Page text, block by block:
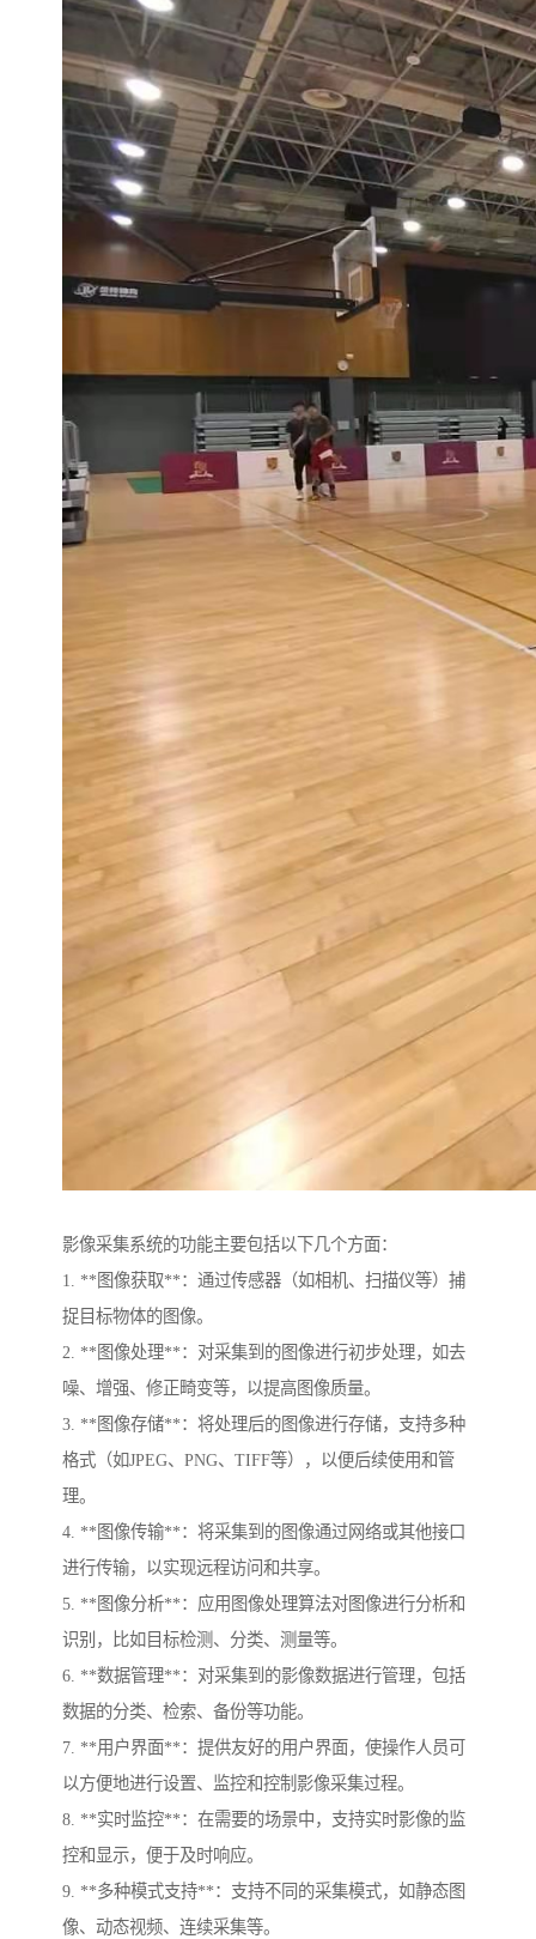
影像采集系统的功能主要包括以下几个方面：
1. **图像获取**：通过传感器（如相机、扫描仪等）捕
捉目标物体的图像。
2. **图像处理**：对采集到的图像进行初步处理，如去
噪、增强、修正畸变等，以提高图像质量。
3. **图像存储**：将处理后的图像进行存储，支持多种
格式（如JPEG、PNG、TIFF等），以便后续使用和管
理。
4. **图像传输**：将采集到的图像通过网络或其他接口
进行传输，以实现远程访问和共享。
5. **图像分析**：应用图像处理算法对图像进行分析和
识别，比如目标检测、分类、测量等。
6. **数据管理**：对采集到的影像数据进行管理，包括
数据的分类、检索、备份等功能。
7. **用户界面**：提供友好的用户界面，使操作人员可
以方便地进行设置、监控和控制影像采集过程。
8. **实时监控**：在需要的场景中，支持实时影像的监
控和显示，便于及时响应。
9. **多种模式支持**：支持不同的采集模式，如静态图
像、动态视频、连续采集等。